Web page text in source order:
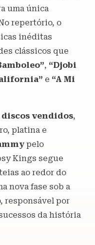
uma única
repertório, o
inéditas
clássicos que
, “Djobi
e “A Mi
discos vendidos,
platina e
pelo
Kings segue
ao redor do
nova fase sob a
responsável por
da história